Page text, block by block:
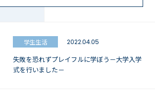
学生生活 2022.04.05
失敗を恐れずプレイフルに学ぼう－大学入学
式を行いました－